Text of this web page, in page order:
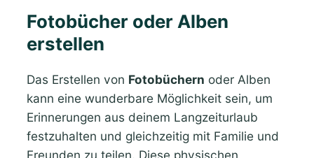
Fotobücher oder Alben
erstellen
Das Erstellen von Fotobüchern oder Alben
kann eine wunderbare Möglichkeit sein, um
Erinnerungen aus deinem Langzeiturlaub
festzuhalten und gleichzeitig mit Familie und
Freunden zu teilen. Diese physischen